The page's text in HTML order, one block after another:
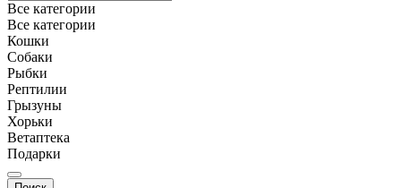
Все категории
Все категории
Кошки
Собаки
Рыбки
Рептилии
Грызуны
Хорьки
Ветаптека
Подарки